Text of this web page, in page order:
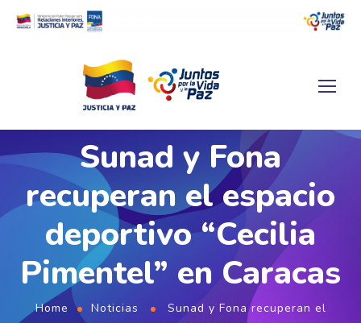
Sunad y Fona
recuperan el espacio
deportivo “Cecilia
Pimentel” en Caracas
Home Noticias
Sunad y Fona recuperan el